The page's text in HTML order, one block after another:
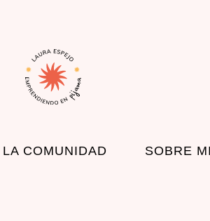
LA COMUNIDAD SOBRE